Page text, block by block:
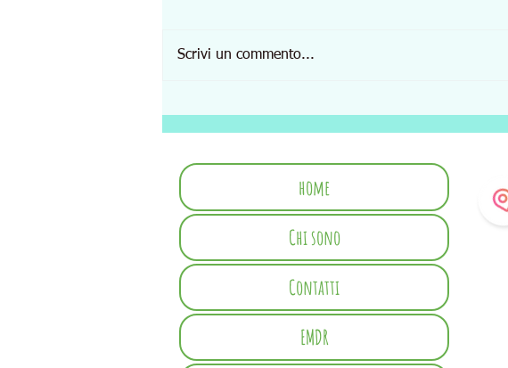
CUORE. Percorso di
Libroterapia con gli albi illustrati
DiVerso.
con
Scrivi un commento...
home
Chi sono
Contatti
EMDR